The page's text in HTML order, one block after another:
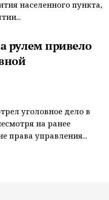
населенного пункта,
рулем привело
уголовное дело в
на ранее
права управления...